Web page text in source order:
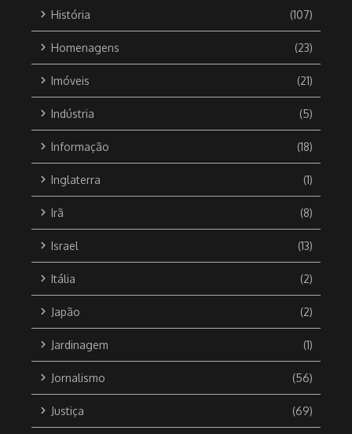
História (107)
Homenagens (23)
Imóveis (21)
Indústria (5)
Informação (18)
Inglaterra (1)
Irã (8)
Israel (13)
Itália (2)
Japão (2)
Jardinagem (1)
Jornalismo (56)
Justiça (69)